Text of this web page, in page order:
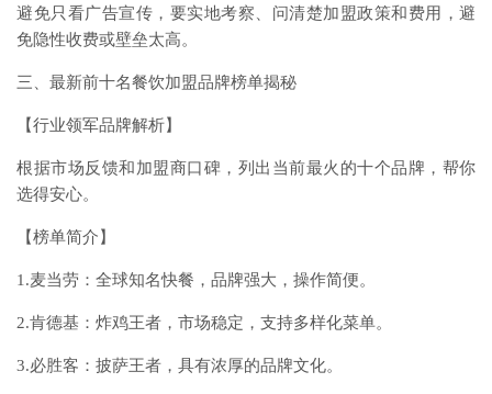
避免只看广告宣传，要实地考察、问清楚加盟政策和费用，避
免隐性收费或壁垒太高。
三、最新前十名餐饮加盟品牌榜单揭秘
【行业领军品牌解析】
根据市场反馈和加盟商口碑，列出当前最火的十个品牌，帮你
选得安心。
【榜单简介】
1.麦当劳：全球知名快餐，品牌强大，操作简便。
2.肯德基：炸鸡王者，市场稳定，支持多样化菜单。
3.必胜客：披萨王者，具有浓厚的品牌文化。